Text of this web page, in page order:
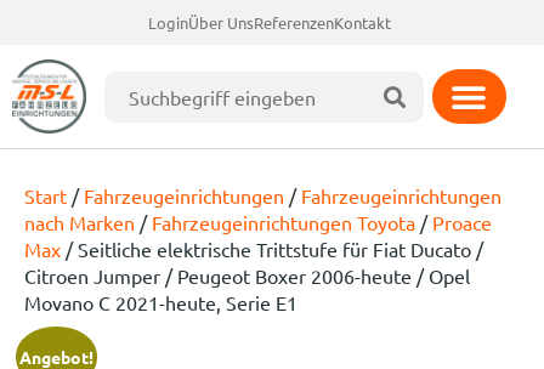
LoginÜber UnsReferenzenKontakt
Start / Fahrzeugeinrichtungen / Fahrzeugeinrichtungen
nach Marken / Fahrzeugeinrichtungen Toyota / Proace
Max / Seitliche elektrische Trittstufe für Fiat Ducato /
Citroen Jumper / Peugeot Boxer 2006-heute / Opel
Movano C 2021-heute, Serie E1
Angebot!